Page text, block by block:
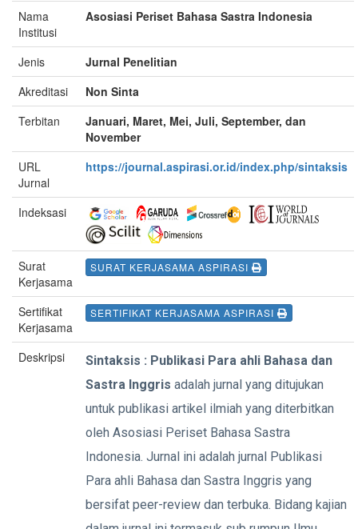
Nama
Institusi
Asosiasi Periset Bahasa Sastra Indonesia
Jenis
Jurnal Penelitian
Akreditasi
Non Sinta
Terbitan
Januari, Maret, Mei, Juli, September, dan
November
URL
Jurnal
https://journal.aspirasi.or.id/index.php/sintaksis
Indeksasi
Surat
Kerjasama
SURAT KERJASAMA ASPIRASI
Sertifikat
Kerjasama
SERTIFIKAT KERJASAMA ASPIRASI
Deskripsi
Sintaksis : Publikasi Para ahli Bahasa dan
Sastra Inggris adalah jurnal yang ditujukan
untuk publikasi artikel ilmiah yang diterbitkan
oleh Asosiasi Periset Bahasa Sastra
Indonesia. Jurnal ini adalah jurnal Publikasi
Para ahli Bahasa dan Sastra Inggris yang
bersifat peer-review dan terbuka. Bidang kajian